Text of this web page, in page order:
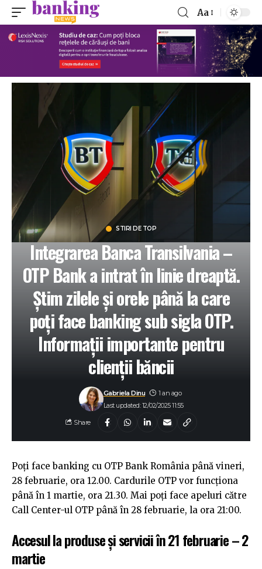
Aa
STIRI DE TOP
Integrarea Banca Transilvania –
OTP Bank a intrat în linie dreaptă.
Știm zilele și orele până la care
poți face banking sub sigla OTP.
Informații importante pentru
clienții băncii
Last updated: 12/02/2025 11:55
Gabriela Dinu 1 an ago
Share
Poți face banking cu OTP Bank România până vineri,
28 februarie, ora 12.00. Cardurile OTP vor funcționa
până în 1 martie, ora 21.30. Mai poți face apeluri către
Call Center-ul OTP până în 28 februarie, la ora 21:00.
Accesul la produse şi servicii în 21 februarie – 2
martie